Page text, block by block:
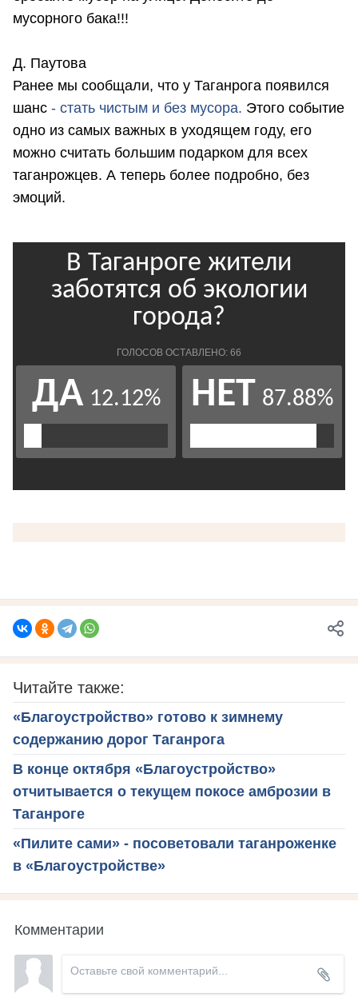
мусорного бака!!!
Д. Паутова
Ранее мы сообщали, что у Таганрога появился
шанс - стать чистым и без мусора. Этого событие
одно из самых важных в уходящем году, его
можно считать большим подарком для всех
таганрожцев. А теперь более подробно, без
эмоций.
Читайте также:
«Благоустройство» готово к зимнему
содержанию дорог Таганрога
В конце октября «Благоустройство»
отчитывается о текущем покосе амброзии в
Таганроге
«Пилите сами» - посоветовали таганроженке
в «Благоустройстве»
Комментарии